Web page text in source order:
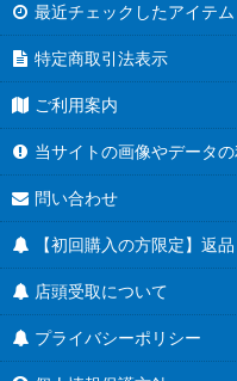
最近チェックしたアイテム
特定商取引法表示
ご利用案内
当サイトの画像やデータ
問い合わせ
【初回購入の方限定】返
店頭受取について
プライバシーポリシー